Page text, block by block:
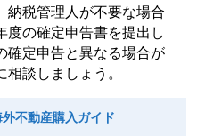
納税管理人が不要な場合
度の確定申告書を提出し
確定申告と異なる場合が
談しましょう。
不動産購入ガイド